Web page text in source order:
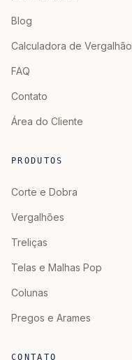
Blog
Calculadora de Vergalhão
FAQ
Contato
Área do Cliente
PRODUTOS
Corte e Dobra
Vergalhões
Treliças
Telas e Malhas Pop
Colunas
Pregos e Arames
CONTATO